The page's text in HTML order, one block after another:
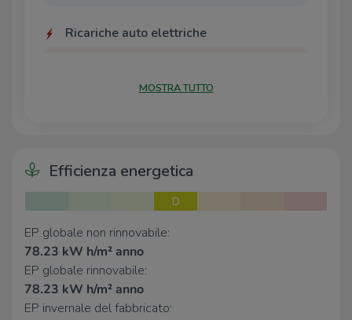
metri garantisce facili spostamenti in tutta la città e
verso la stazione dei Treni.
Ricariche auto elettriche
A2A Piazza della Vittoria
Scuole
120 m
Università degli Studi di Brescia -
Facoltà di Giurisprudenza
Università degli Studi di Brescia -
Segreterie
Università degli Studi di Brescia -
Facoltà di Economia
MOSTRA TUTTO
Efficienza energetica
D
EP globale non rinnovabile:
78.23 kW h/m² anno
EP globale rinnovabile:
78.23 kW h/m² anno
EP invernale del fabbricato: